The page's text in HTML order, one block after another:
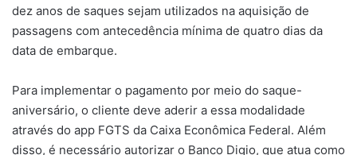
dez anos de saques sejam utilizados na aquisição de
passagens com antecedência mínima de quatro dias da
data de embarque.
Para implementar o pagamento por meio do saque-
aniversário, o cliente deve aderir a essa modalidade
através do app FGTS da Caixa Econômica Federal. Além
disso, é necessário autorizar o Banco Digio, que atua como